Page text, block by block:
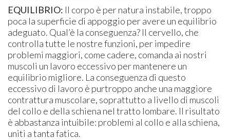
EQUILIBRIO: Il corpo è per natura instabile, troppo
poca la superficie di appoggio per avere un equilibrio
adeguato. Qual’è la conseguenza? Il cervello, che
controlla tutte le nostre funzioni, per impedire
problemi maggiori, come cadere, comanda ai nostri
muscoli un lavoro eccessivo per mantenere un
equilibrio migliore. La conseguenza di questo
eccessivo di lavoro è purtroppo anche una maggiore
contrattura muscolare, soprattutto a livello di muscoli
del collo e della schiena nel tratto lombare. Il risultato
è abbastanza intuibile: problemi al collo e alla schiena,
uniti a tanta fatica.